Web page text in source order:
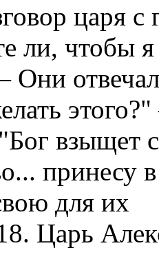
цаpя
ли, чтобы я
взыщет
пpинесу
для их
Цаpь